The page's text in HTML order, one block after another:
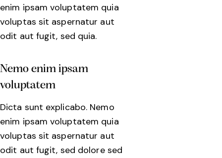
enim ipsam voluptatem quia
voluptas sit aspernatur aut
odit aut fugit, sed quia.
Nemo enim ipsam
voluptatem
Dicta sunt explicabo. Nemo
enim ipsam voluptatem quia
voluptas sit aspernatur aut
odit aut fugit, sed dolore sed